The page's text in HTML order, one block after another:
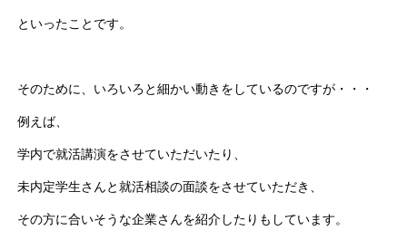
といったことです。
そのために、いろいろと細かい動きをしているのですが・・・
例えば、
学内で就活講演をさせていただいたり、
未内定学生さんと就活相談の面談をさせていただき、
その方に合いそうな企業さんを紹介したりもしています。